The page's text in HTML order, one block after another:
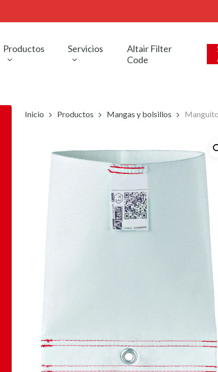
Productos Servicios
Altair Filter
Code
Inicio Productos Mangas y bolsillos